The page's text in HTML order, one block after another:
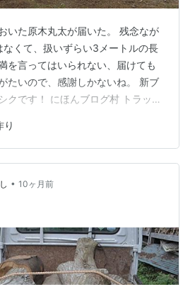
いた原木丸太が届いた。 残念なが
なくて、扱いずらい3メートルの長
を言ってはいられない、届けても
たいので、感謝しかないね。 新ブ
クです！ にほんブログ村 トラック
はなく、車の中でグラップル（丸
た。 車内操作なら雨の日でも濡れ
かいし、オペレーターは嬉しいだ
取付けられているので、荷台と現
う。Hi-Visionと書かれていたけ
り
• 10ヶ月前